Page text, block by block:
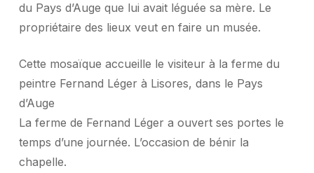
du Pays d’Auge que lui avait léguée sa mère. Le
propriétaire des lieux veut en faire un musée.
Cette mosaïque accueille le visiteur à la ferme du
peintre Fernand Léger à Lisores, dans le Pays
d’Auge
La ferme de Fernand Léger a ouvert ses portes le
temps d’une journée. L’occasion de bénir la
chapelle.